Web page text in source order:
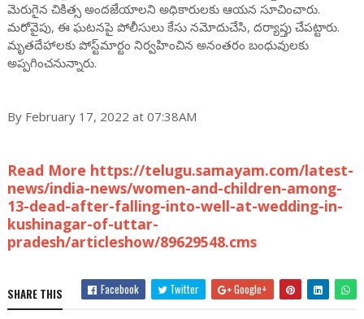
మెరుగైన చికిత్స అందజేయాలని అధికారులకు ఆయన సూచించారు.
మరోవైపు, ఈ ఘటనపై పోలీసులు కేసు నమోదుచేసి, దర్యాప్తు చేపట్టారు.
మృతదేహాలకు పోస్ట్‌మార్టం నిర్వహించిన అనంతరం బంధువులకు
అప్పగించనున్నారు.
By February 17, 2022 at 07:38AM
Read More https://telugu.samayam.com/latest-
news/india-news/women-and-children-among-
13-dead-after-falling-into-well-at-wedding-in-
kushinagar-of-uttar-
pradesh/articleshow/89629548.cms
SHARE THIS Facebook Twitter Google+